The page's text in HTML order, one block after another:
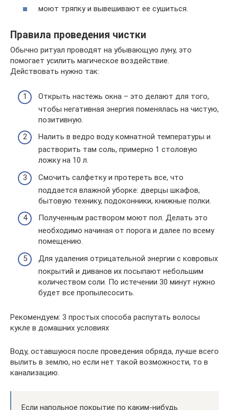
моют тряпку и вывешивают ее сушиться.
Правила проведения чистки
Обычно ритуал проводят на убывающую луну, это
помогает усилить магическое воздействие.
Действовать нужно так:
Открыть настежь окна – это делают для того,
чтобы негативная энергия поменялась на чистую,
позитивную.
Налить в ведро воду комнатной температуры и
растворить там соль, примерно 1 столовую
ложку на 10 л.
Смочить салфетку и протереть все, что
поддается влажной уборке: дверцы шкафов,
бытовую технику, подоконники, книжные полки.
Полученным раствором моют пол. Делать это
необходимо начиная от порога и далее по всему
помещению.
Для удаления отрицательной энергии с ковровых
покрытий и диванов их посыпают небольшим
количеством соли. По истечении 30 минут нужно
будет все пропылесосить.
Рекомендуем: 3 простых способа распутать волосы
кукле в домашних условиях
Воду, оставшуюся после проведения обряда, лучше всего
вылить в землю, но если нет такой возможности, то в
канализацию.
Если напольное покрытие по каким-нибудь